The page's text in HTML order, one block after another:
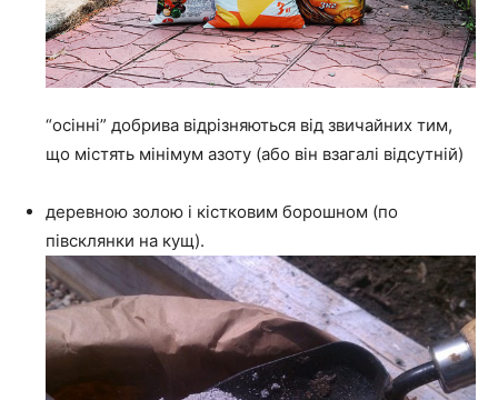
“осінні” добрива відрізняються від звичайних тим,
що містять мінімум азоту (або він взагалі відсутній)
деревною золою і кістковим борошном (по
півсклянки на кущ).